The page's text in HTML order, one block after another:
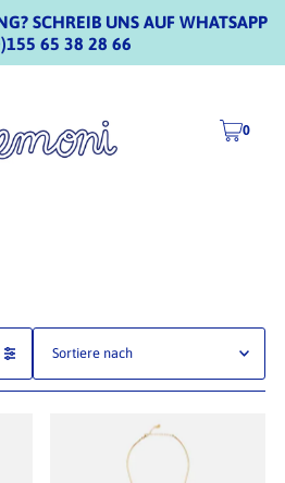
SCHREIB UNS AUF WHATSAPP
65 38 28 66
0
Ausgewählt
Am relevantesten
meistverkauft